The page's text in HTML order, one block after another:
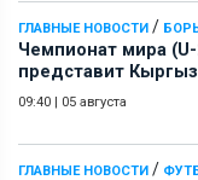
ГЛАВНЫЕ НОВОСТИ /
Чемпионат мира
представит
09:40 | 05 августа
ГЛАВНЫЕ НОВОСТИ /